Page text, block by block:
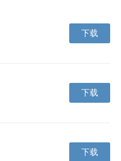
下载
下载
下载